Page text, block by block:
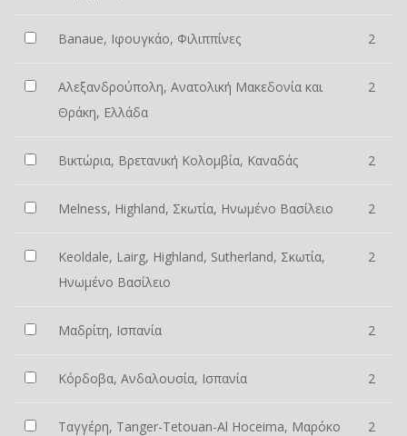
Banaue, Ιφουγκάο, Φιλιππίνες 2
Αλεξανδρούπολη, Ανατολική Μακεδονία και
Θράκη, Ελλάδα
2
Βικτώρια, Βρετανική Κολομβία, Καναδάς 2
Melness, Highland, Σκωτία, Ηνωμένο Βασίλειο 2
Keoldale, Lairg, Highland, Sutherland, Σκωτία,
Ηνωμένο Βασίλειο
2
Μαδρίτη, Ισπανία 2
Κόρδοβα, Ανδαλουσία, Ισπανία 2
Ταγγέρη, Tanger-Tetouan-Al Hoceima, Μαρόκο 2